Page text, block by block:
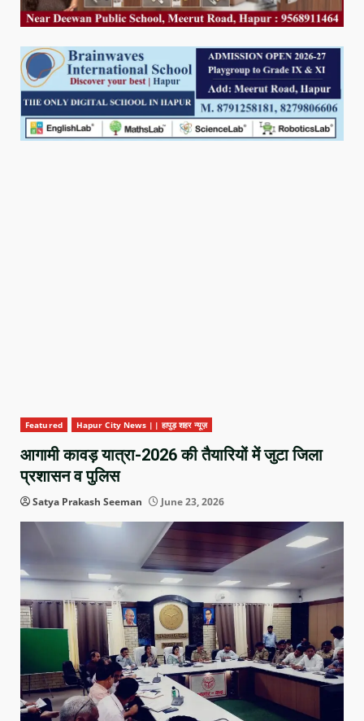
Featured Hapur City News || हापुड़ शहर न्यूज़
आगामी कावड़ यात्रा-2026 की तैयारियों में जुटा जिला
प्रशासन व पुलिस
Satya Prakash Seeman June 23, 2026